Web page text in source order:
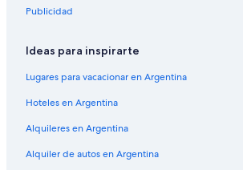
Publicidad
Ideas para inspirarte
Lugares para vacacionar en Argentina
Hoteles en Argentina
Alquileres en Argentina
Alquiler de autos en Argentina